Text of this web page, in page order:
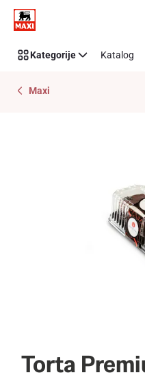
Preskoči link
Kategorije Katalog
Maxi
Torta